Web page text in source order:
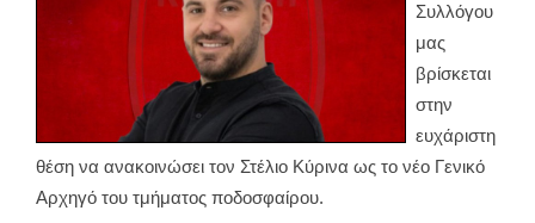
Συλλόγου
μας
βρίσκεται
στην
ευχάριστη
θέση να ανακοινώσει τον Στέλιο Κύρινα ως το νέο Γενικό
Αρχηγό του τμήματος ποδοσφαίρου.